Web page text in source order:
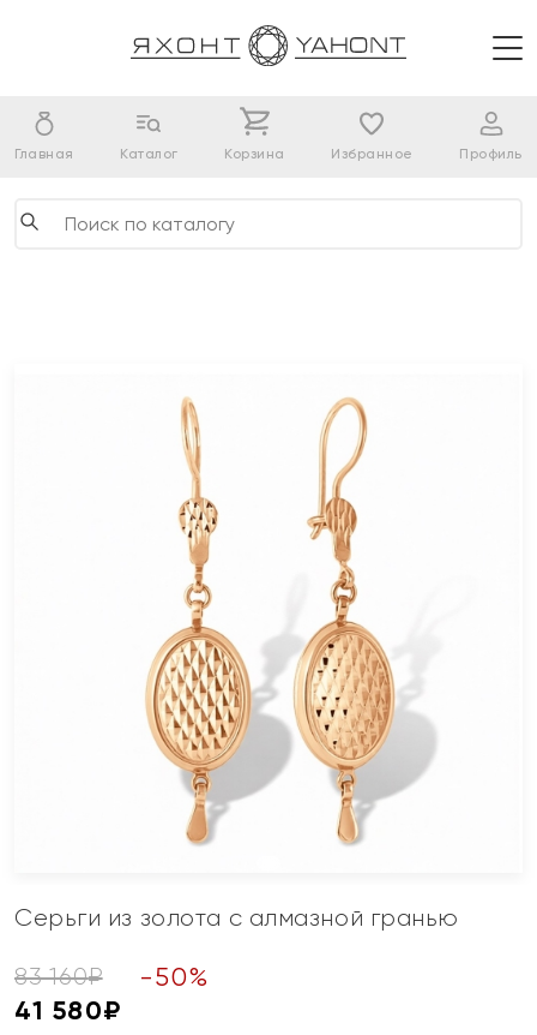
Главная Каталог Корзина Избранное Профиль
Серьги из золота с алмазной гранью
83 160₽ -50%
41 580₽